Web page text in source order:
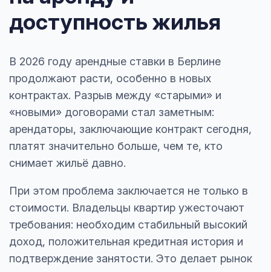
доступность жилья
В 2026 году арендные ставки в Берлине
продолжают расти, особенно в новых
контрактах. Разрыв между «старыми» и
«новыми» договорами стал заметным:
арендаторы, заключающие контракт сегодня,
платят значительно больше, чем те, кто
снимает жильё давно.
При этом проблема заключается не только в
стоимости. Владельцы квартир ужесточают
требования: необходим стабильный высокий
доход, положительная кредитная история и
подтверждение занятости. Это делает рынок